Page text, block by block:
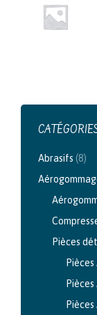
Abrasifs (8)
Pièces
Pièces